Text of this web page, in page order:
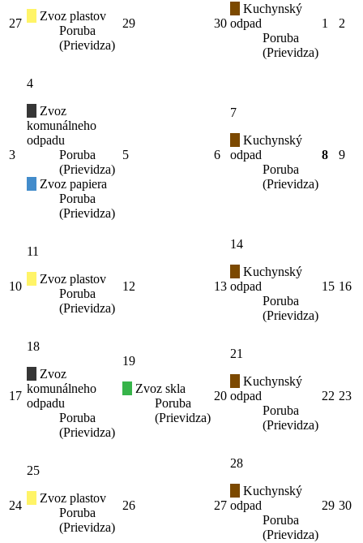
27
Zvoz plastov
Poruba
(Prievidza)
29 30
Kuchynský
odpad
Poruba
(Prievidza)
1 2
3
4
Zvoz
komunálneho
odpadu
Poruba
(Prievidza)
Zvoz papiera
Poruba
(Prievidza)
5 6
7
Kuchynský
odpad
Poruba
(Prievidza)
8 9
10
11
Zvoz plastov
Poruba
(Prievidza)
12 13
14
Kuchynský
odpad
Poruba
(Prievidza)
15 16
17
18
Zvoz
komunálneho
odpadu
Poruba
(Prievidza)
19
Zvoz skla
Poruba
(Prievidza)
20
21
Kuchynský
odpad
Poruba
(Prievidza)
22 23
24
25
Zvoz plastov
Poruba
(Prievidza)
26 27
28
Kuchynský
odpad
Poruba
(Prievidza)
29 30